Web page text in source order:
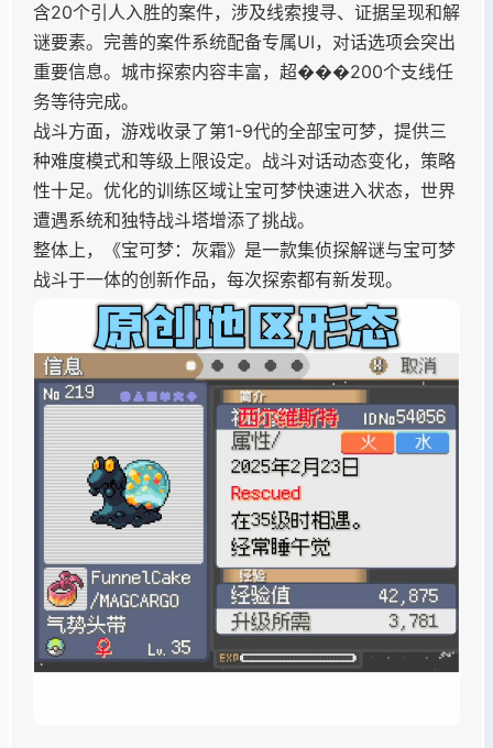
含20个引人入胜的案件，涉及线索搜寻、证据呈现和解
谜要素。完善的案件系统配备专属UI，对话选项会突出
重要信息。城市探索内容丰富，超���200个支线任
务等待完成。
战斗方面，游戏收录了第1-9代的全部宝可梦，提供三
种难度模式和等级上限设定。战斗对话动态变化，策略
性十足。优化的训练区域让宝可梦快速进入状态，世界
遭遇系统和独特战斗塔增添了挑战。
整体上，《宝可梦：灰霜》是一款集侦探解谜与宝可梦
战斗于一体的创新作品，每次探索都有新发现。